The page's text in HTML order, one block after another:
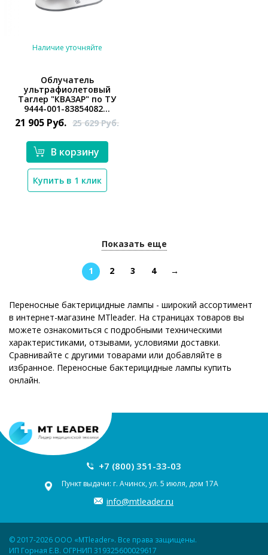
*}
Наличие уточняйте
Облучатель
ультрафиолетовый
Таглер "КВАЗАР" по ТУ
9444-001-83854082...
21 905 Руб. 25 629Руб.
В корзину
Купить в 1 клик
Показать еще
1 2 3 4 →
Переносные бактерицидные лампы - широкий ассортимент
в интернет-магазине MTleader. На страницах товаров вы
можете ознакомиться с подробными техническими
характеристиками, отзывами, условиями доставки.
Сравнивайте с другими товарами или добавляйте в
избранное. Переносные бактерицидные лампы купить
онлайн.
+7 (800) 351-33-03
Пункт выдачи: г. Ачинск, ул. 5 июля, дом 17А
info@mtleader.ru
© 2017-2026 ООО «MTleader». Все права защищены.
ИП Горная Е.В. ОГРНИП 319325600029617